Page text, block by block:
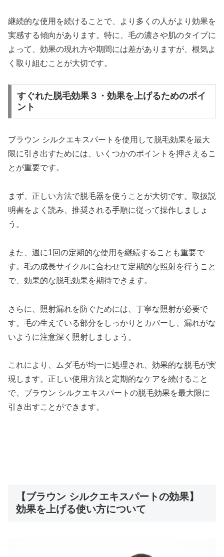
継続的な使用を続けることで、より多くの人がより効果を
実感する傾向があります。特に、毛の濃さや肌のタイプに
よって、効果の現れ方や期間には差がありますが、根気よ
く取り組むことが大切です。
すぐれた脱毛効果３・効果を上げるためのポイ
ント
ブラウン シルクエキスパートを使用して脱毛効果を最大
限に引き出すためには、いくつかのポイントを押さえるこ
とが重要です。
まず、正しい方法で脱毛器を使うことが大切です。取扱説
明書をよく読み、推奨される手順に従って操作しましょ
う。
また、週に1回の定期的な使用を継続することも重要で
す。毛の成長サイクルに合わせて定期的な照射を行うこと
で、効果的な脱毛効果を期待できます。
さらに、照射漏れを防ぐためには、丁寧な照射が必要で
す。毛の生えている部分をしっかりとカバーし、漏れがな
いように注意深く照射しましょう。
これにより、ムダ毛が均一に処理され、効果的な脱毛が実
現します。正しい使用方法と定期的なケアを続けること
で、ブラウン シルクエキスパートの脱毛効果を最大限に
引き出すことができます。
【ブラウン シルクエキスパートの効果】
効果を上げる使い方について